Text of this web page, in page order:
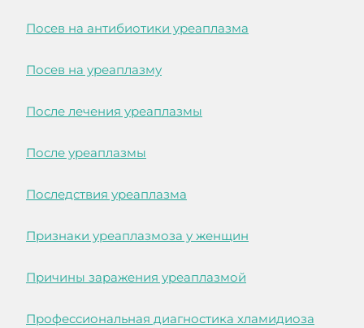
Посев на антибиотики уреаплазма
Посев на уреаплазму
После лечения уреаплазмы
После уреаплазмы
Последствия уреаплазма
Признаки уреаплазмоза у женщин
Причины заражения уреаплазмой
Профессиональная диагностика хламидиоза